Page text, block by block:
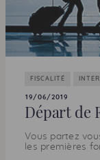
FISCALITÉ
19/06/2019
Départ de
Vous partez
les premières